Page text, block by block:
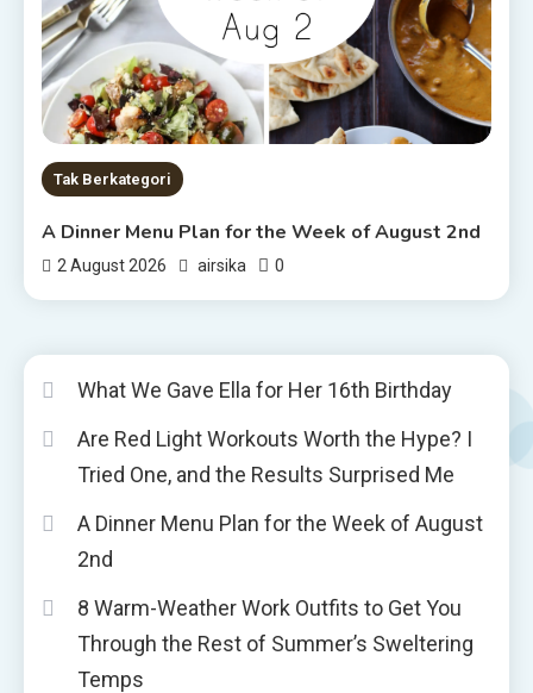
Tak Berkategori
A Dinner Menu Plan for the Week of August 2nd
2 August 2026 airsika 0
What We Gave Ella for Her 16th Birthday
Are Red Light Workouts Worth the Hype? I
Tried One, and the Results Surprised Me
A Dinner Menu Plan for the Week of August
2nd
8 Warm-Weather Work Outfits to Get You
Through the Rest of Summer’s Sweltering
Temps